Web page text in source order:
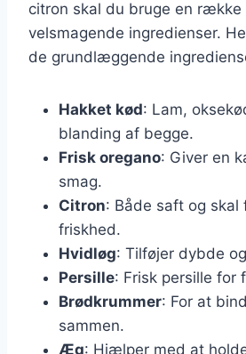
citron skal du bruge en række
velsmagende ingredienser.
de grundlæggende
Hakket kød: Lam,
blanding af begge.
Frisk oregano: Giver en
smag.
Citron: Både saft og skal
friskhed.
Hvidløg: Tilføjer dybde
Persille: Frisk persille for
Brødkrummer: For at
sammen.
Æg: Hjælper med at